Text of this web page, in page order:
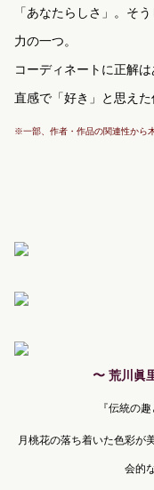
「あなたらしさ」。そ
力の一つ。
コーディネートに正解
直感で「好き」と思えた
※一部、作者・作品の関連性から
〜 荒川眞
『伝統の
月桃花の落ち着いた色彩が
会的